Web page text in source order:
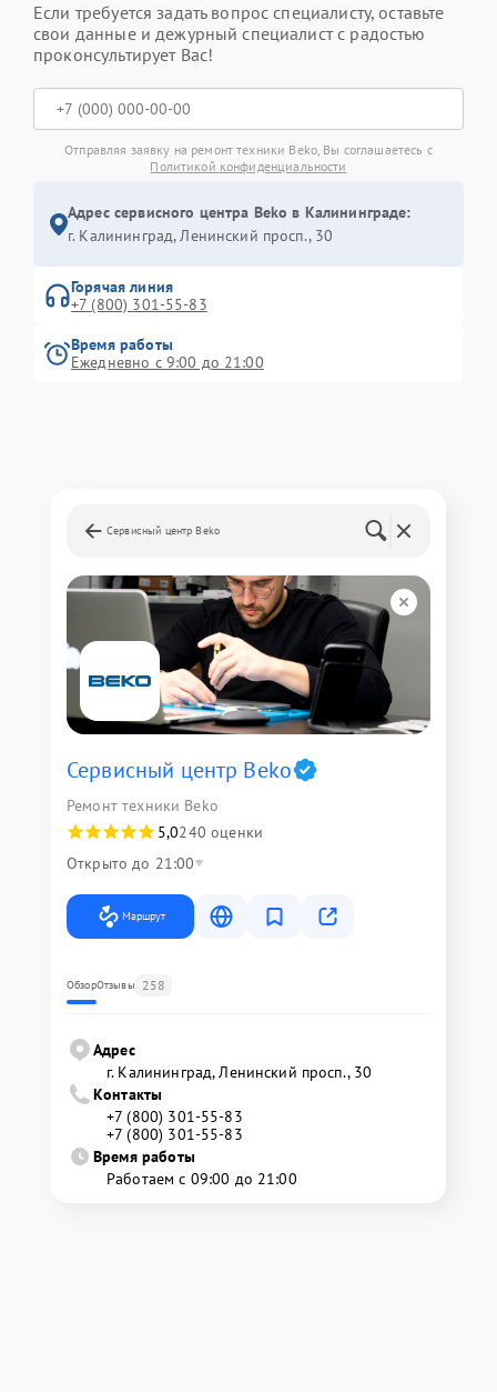
Если требуется задать вопрос специалисту, оставьте
свои данные и дежурный специалист с радостью
проконсультирует Вас!
Отправляя заявку на ремонт техники Beko, Вы соглашаетесь с
Политикой конфиденциальности
Адрес сервисного центра Beko в Калининграде:
г. Калининград, Ленинский просп., 30
Горячая линия
+7 (800) 301-55-83
Время работы
Ежедневно с 9:00 до 21:00
Сервисный центр Beko
Сервисный центр Beko
Ремонт техники Beko
5,0240 оценки
Открыто до 21:00
Маршрут
ОбзорОтзывы 258
Адрес
г. Калининград, Ленинский просп., 30
Контакты
+7 (800) 301-55-83
+7 (800) 301-55-83
Время работы
Работаем с 09:00 до 21:00